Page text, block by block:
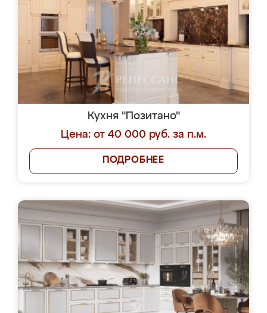
Кухня "Позитано"
Цена: от 40 000 руб. за п.м.
ПОДРОБНЕЕ